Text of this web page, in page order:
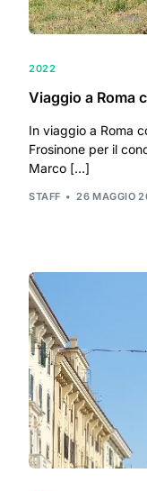
2022
Viaggio a Roma
In viaggio a Roma
Frosinone per il
Marco […]
STAFF 26 MAGGIO